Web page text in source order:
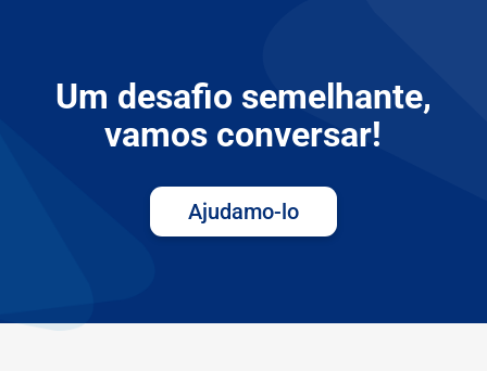
Um desafio semelhante,
vamos conversar!
Ajudamo-lo